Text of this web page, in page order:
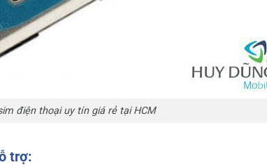
điện thoại uy tín giá rẻ tại HCM
trợ: